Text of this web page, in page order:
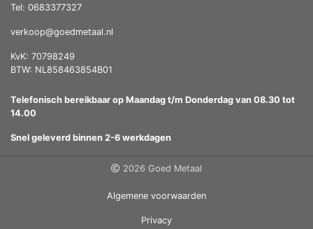
Tel: 0683377327
verkoop@goedmetaal.nl
KvK: 70798249
BTW: NL858463854B01
Telefonisch bereikbaar op Maandag t/m Donderdag van 08.30 tot
14.00
Snel geleverd binnen 2-6 werkdagen
2026 Goed Metaal
Algemene voorwaarden
Privacy